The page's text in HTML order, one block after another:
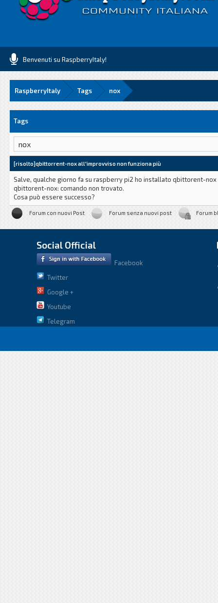
Benvenuti su RaspberryItaly!
RaspberryItaly Tags nox
Tags
[risolto]qbittorrent-nox all'improvviso non funziona più
Salve, qualche giorno fa su raspberry pi2 ho installato qbittorent-
qbittorent-nox: comando non trovato.
Cosa può essere successo?
Forum con nuovi Post Forum senza nuovi post Forum
Social Official
Facebook
Twitter
Google +
Youtube
Telegram